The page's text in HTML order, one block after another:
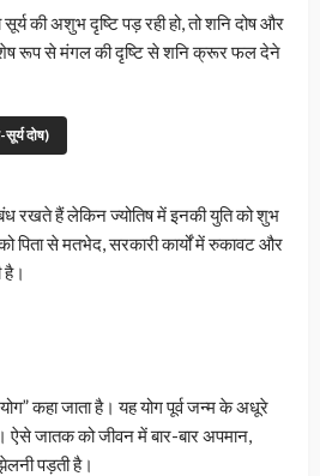
की अशुभ दृष्टि पड़ रही हो, तो शनि दोष और
रूप से मंगल की दृष्टि से शनि क्रूर फल देने
दोष)
रखते हैं लेकिन ज्योतिष में इनकी युति को शुभ
पिता से मतभेद, सरकारी कार्यों में रुकावट और
है।
कहा जाता है। यह योग पूर्व जन्म के अधूरे
ऐसे जातक को जीवन में बार-बार अपमान,
पड़ती है।